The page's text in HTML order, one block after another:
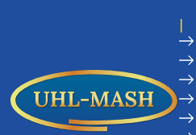
|